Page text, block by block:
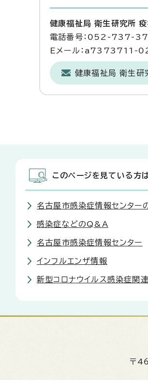
健康福祉局 衛生研究所
電話番号：052-737-
Eメール：
健康福祉局 衛生研
このページを見ている方
名古屋市感染症情報センター
感染症などのQ&A
名古屋市感染症情報センター
インフルエンザ情報
新型コロナウイルス感染症関
〒